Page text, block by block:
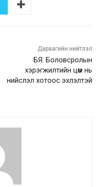
Дараагийн нийтлэл
БЯ: Боловсролын
хэрэгжилтийн цөм нь
нийслэл хотоос эхлэлтэй